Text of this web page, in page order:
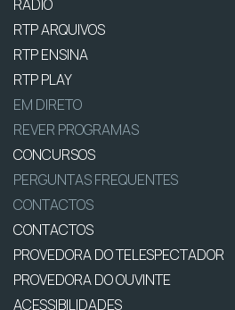
RÁDIO
RTP ARQUIVOS
RTP ENSINA
RTP PLAY
EM DIRETO
REVER PROGRAMAS
CONCURSOS
PERGUNTAS FREQUENTES
CONTACTOS
CONTACTOS
PROVEDORA DO TELESPECTADOR
PROVEDORA DO OUVINTE
ACESSIBILIDADES